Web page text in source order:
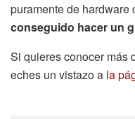
puramente de hardware
conseguido hacer un
Si quieres conocer más
eches un vistazo a la